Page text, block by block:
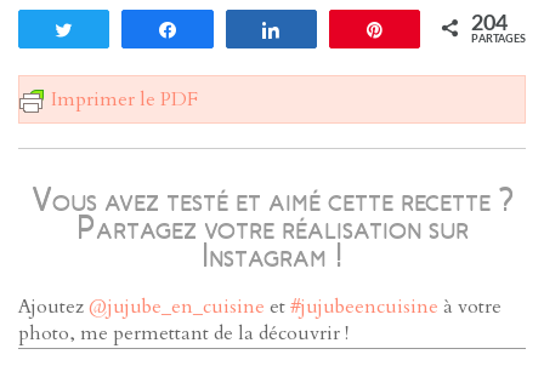
Enregistrer204
PARTAGES
Imprimer le PDF
Vous avez testé et aimé cette recette ?
Partagez votre réalisation sur
Instagram !
Ajoutez@jujube_en_cuisine et#jujubeencuisine à votre
photo, me permettant de la découvrir !